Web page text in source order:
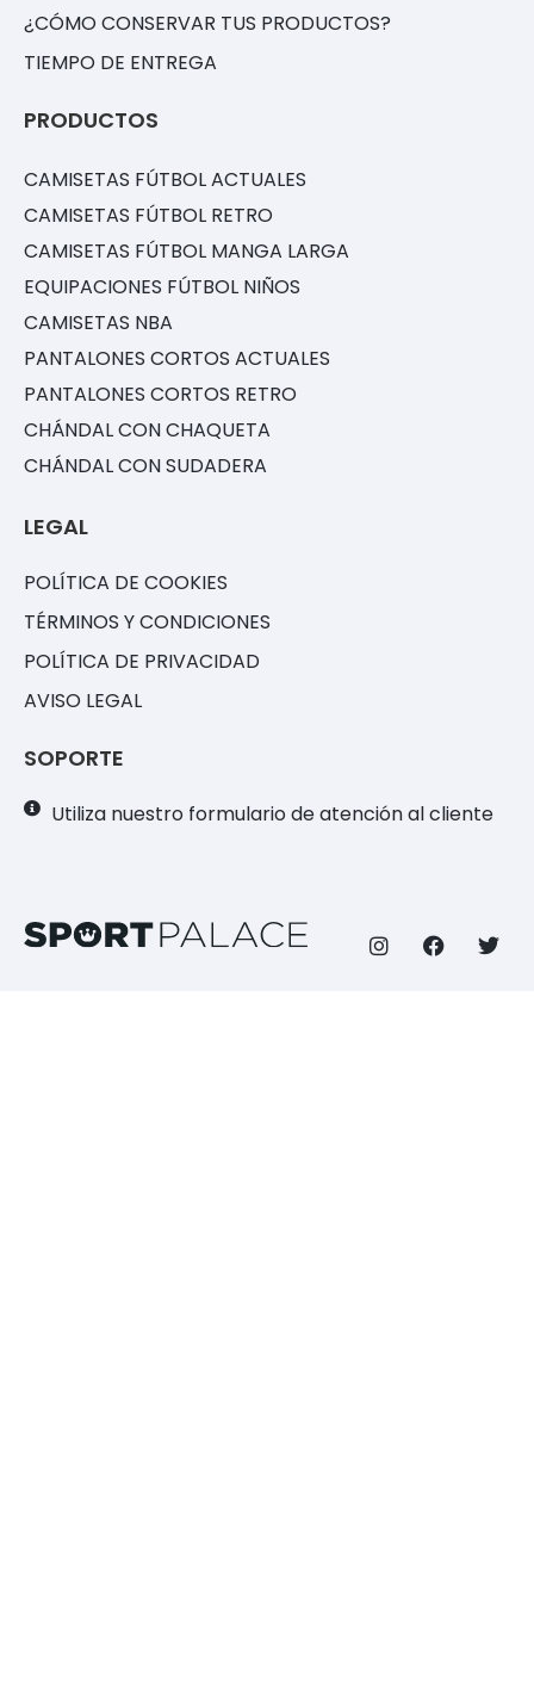
¿CÓMO CONSERVAR TUS PRODUCTOS?
TIEMPO DE ENTREGA
PRODUCTOS
CAMISETAS FÚTBOL ACTUALES
CAMISETAS FÚTBOL RETRO
CAMISETAS FÚTBOL MANGA LARGA
EQUIPACIONES FÚTBOL NIÑOS
CAMISETAS NBA
PANTALONES CORTOS ACTUALES
PANTALONES CORTOS RETRO
CHÁNDAL CON CHAQUETA
CHÁNDAL CON SUDADERA
LEGAL
POLÍTICA DE COOKIES
TÉRMINOS Y CONDICIONES
POLÍTICA DE PRIVACIDAD
AVISO LEGAL
SOPORTE
Utiliza nuestro formulario de atención al cliente